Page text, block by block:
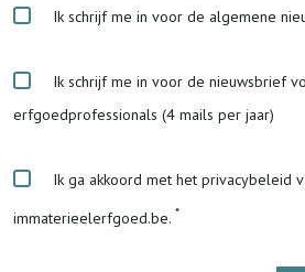
Ik schrijf me in voor de algemene
Ik schrijf me in voor de nieuwsbrief
erfgoedprofessionals (4 mails per jaar)
Ik ga akkoord met het privacybeleid
immaterieelerfgoed.be.